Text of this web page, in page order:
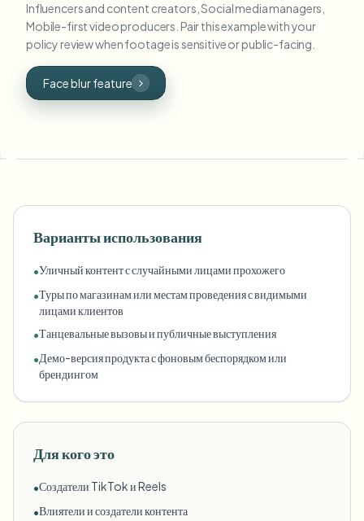
Influencers and content creators, Social media managers,
Mobile-first video producers. Pair this example with your
policy review when footage is sensitive or public-facing.
Face blur feature
Варианты использования
•Уличный контент с случайными лицами прохожего
•Туры по магазинам или местам проведения с видимыми
лицами клиентов
•Танцевальные вызовы и публичные выступления
•Демо-версия продукта с фоновым беспорядком или
брендингом
Для кого это
•Создатели TikTok и Reels
•Влиятели и создатели контента